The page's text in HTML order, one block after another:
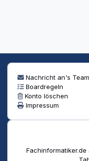
Nachricht an's Team
Boardregeln
Konto löschen
Impressum
Fachinformatiker.de